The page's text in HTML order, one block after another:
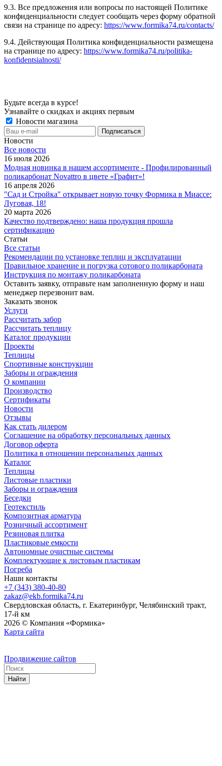
9.3. Все предложения или вопросы по настоящей Политике
конфиденциальности следует сообщать через форму обратной
связи на странице по адресу: https://www.formika74.ru/contacts/
9.4. Действующая Политика конфиденциальности размещена
на странице по адресу: https://www.formika74.ru/politika-
konfidentsialnosti/
Будьте всегда в курсе!
Узнавайте о скидках и акциях первым
Новости магазина
Новости
Все новости
16 июля 2026
Модная новинка в нашем ассортименте - Профилированный
поликарбонат Novattro в цвете «Графит»!
16 апреля 2026
"Сад и Стройка" открывает новую точку Формика в Миассе:
Луговая, 18!
20 марта 2026
Качество подтверждено: наша продукция прошла
сертификацию
Статьи
Все статьи
Рекомендации по установке теплиц и эксплуатации
Правильное хранение и погрузка сотового поликарбоната
Инструкция по монтажу поликарбоната
Оставить заявку, отправьте нам заполненную форму и наш
менеджер перезвонит вам.
Заказать звонок
Услуги
Рассчитать забор
Рассчитать теплицу
Каталог продукции
Проекты
Теплицы
Спортивные конструкции
Заборы и ограждения
О компании
Производство
Сертификаты
Новости
Отзывы
Как стать дилером
Соглашение на обработку персональных данных
Договор оферта
Политика в отношении персональных данных
Каталог
Теплицы
Листовые пластики
Заборы и ограждения
Беседки
Геотекстиль
Композитная арматура
Розничный ассортимент
Резиновая плитка
Пластиковые емкости
Автономные очистные системы
Комплектующие к листовым пластикам
Погреба
Наши контакты
+7 (343) 380-40-80
zakaz@ekb.formika74.ru
Свердловская область, г. Екатеринбург, Челябинский тракт,
17-й км
2026 © Компания «Формика»
Карта сайта
Продвижение сайтов
Найти